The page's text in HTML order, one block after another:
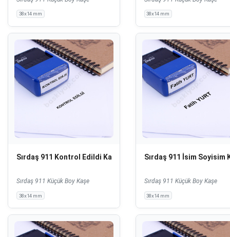
38x14 mm 38x14 mm
Sırdaş 911 Kontrol Edildi Kaşesi
Sırdaş 911 Küçük Boy Kaşe
38x14 mm
Sırdaş 911 İsim Soyisim
Sırdaş 911 Küçük Boy Kaşe
38x14 mm